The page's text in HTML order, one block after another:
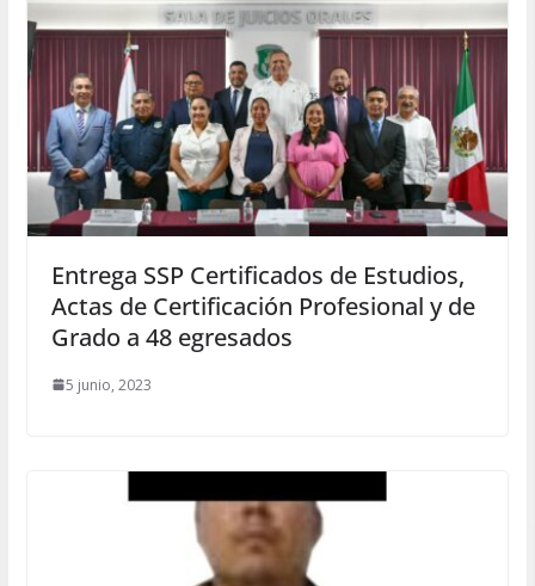
Entrega SSP Certificados de Estudios,
Actas de Certificación Profesional y de
Grado a 48 egresados
5 junio, 2023